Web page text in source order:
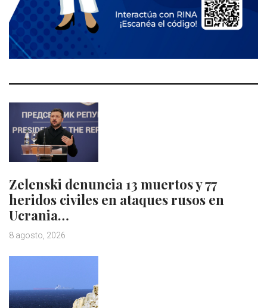
Zelenski denuncia 13 muertos y 77
heridos civiles en ataques rusos en
Ucrania…
8 agosto, 2026